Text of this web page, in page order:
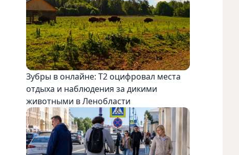
Зубры в онлайне: Т2 оцифровал места
отдыха и наблюдения за дикими
животными в Ленобласти